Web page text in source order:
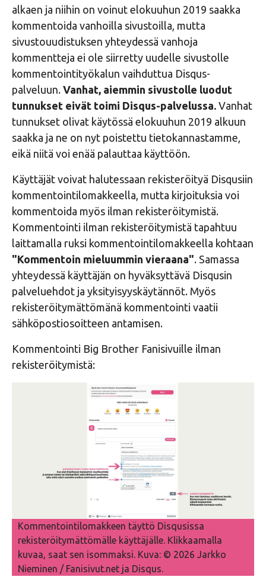
alkaen ja niihin on voinut elokuuhun 2019 saakka
kommentoida vanhoilla sivustoilla, mutta
sivustouudistuksen yhteydessä vanhoja
kommentteja ei ole siirretty uudelle sivustolle
kommentointityökalun vaihduttua Disqus-
palveluun. Vanhat, aiemmin sivustolle luodut
tunnukset eivät toimi Disqus-palvelussa. Vanhat
tunnukset olivat käytössä elokuuhun 2019 alkuun
saakka ja ne on nyt poistettu tietokannastamme,
eikä niitä voi enää palauttaa käyttöön.
Käyttäjät voivat halutessaan rekisteröityä Disqusiin
kommentointilomakkeella, mutta kirjoituksia voi
kommentoida myös ilman rekisteröitymistä.
Kommentointi ilman rekisteröitymistä tapahtuu
laittamalla ruksi kommentointilomakkeella kohtaan
"Kommentoin mieluummin vieraana". Samassa
yhteydessä käyttäjän on hyväksyttävä Disqusin
palveluehdot ja yksityisyyskäytännöt. Myös
rekisteröitymättömänä kommentointi vaatii
sähköpostiosoitteen antamisen.
Kommentointi Big Brother Fanisivuille ilman
rekisteröitymistä:
Kommentointilomakkeen täyttö Disqusissa
rekisteröitymättömälle käyttäjälle. Klikkaamalla
kuvaa, saat sen isommaksi. Kuva: © 2026 Jarkko
Nieminen / Fanisivut.net ja Disqus.